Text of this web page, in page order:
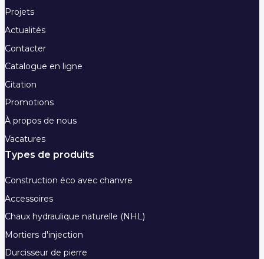
Projets
Actualités
Contacter
Catalogue en ligne
Citation
Promotions
À propos de nous
Vacatures
Types de produits
Construction éco avec chanvre
Accessoires
Chaux hydraulique naturelle (NHL)
Mortiers d'injection
Durcisseur de pierre